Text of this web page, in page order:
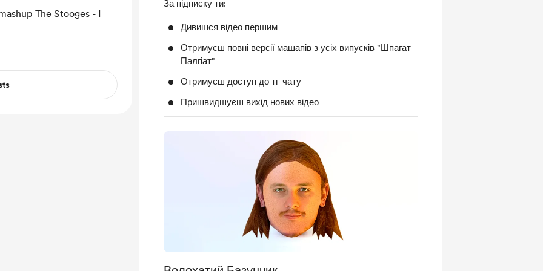
За підписку ти:
Дивишся відео першим
Отримуєш повні версії машапів з усіх випусків "Шпагат-
Палгіат"
Отримуєш доступ до тг-чату
Пришвидшуєш вихід нових відео
The Stooges - I